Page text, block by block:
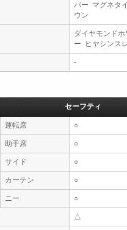
バー マグネタ
ウン
ダイヤモンド
ー ヒヤシンス
-
セーフティ
運転席 ○
助手席 ○
サイド ○
カーテン ○
ニー ○
△